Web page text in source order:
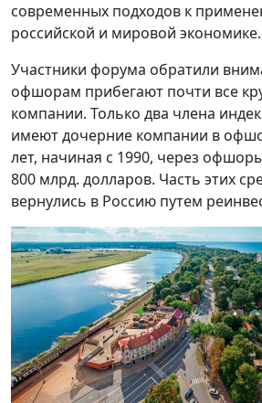
современных подходов к
российской и мировой экономике.
Участники форума обратили
офшорам прибегают почти все
компании. Только два члена
имеют дочерние компании в
лет, начиная с 1990, через
800 млрд. долларов. Часть этих
вернулись в Россию путем